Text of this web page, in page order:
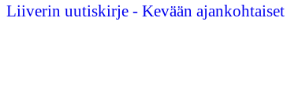
Liiverin uutiskirje - Kevään ajankohtaiset